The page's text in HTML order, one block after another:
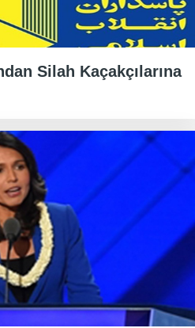
Silah Kaçakçılarına